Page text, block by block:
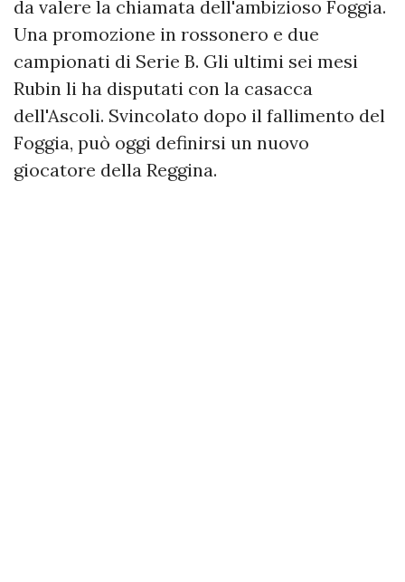
da valere la chiamata dell'ambizioso Foggia.
Una promozione in rossonero e due
campionati di Serie B. Gli ultimi sei mesi
Rubin li ha disputati con la casacca
dell'Ascoli. Svincolato dopo il fallimento del
Foggia, può oggi definirsi un nuovo
giocatore della Reggina.